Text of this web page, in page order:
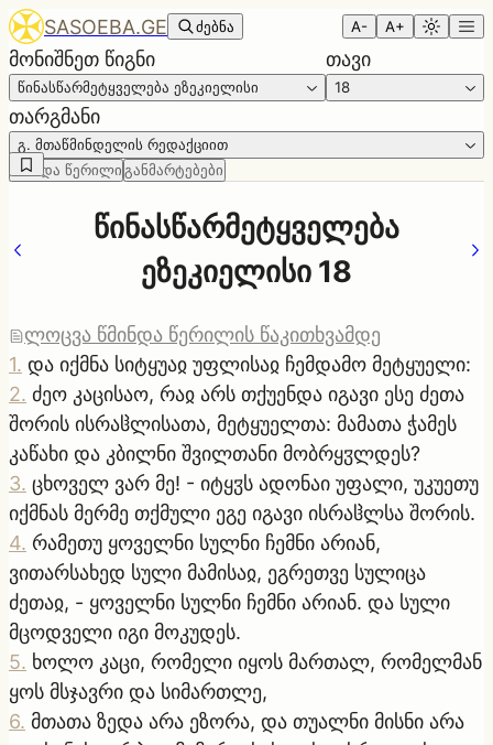
SASOEBA.GE ძებნა A- A+
მონიშნეთ წიგნი
წინასწარმეტყველება ეზეკიელისი
თავი
18
თარგმანი
გ. მთაწმინდელის რედაქციით
წმინდა წერილი განმარტებები
წინასწარმეტყველება
ეზეკიელისი 18
ლოცვა წმინდა წერილის წაკითხვამდე
1. და იქმნა სიტყუაჲ უფლისაჲ ჩემდამო მეტყუელი:
2. ძეო კაცისაო, რაჲ არს თქუენდა იგავი ესე ძეთა
შორის ისრაჱლისათა, მეტყუელთა: მამათა ჭამეს
კაწახი და კბილნი შვილთანი მობრყჳლდეს?
3. ცხოველ ვარ მე! - იტყჳს ადონაი უფალი, უკუეთუ
იქმნას მერმე თქმული ეგე იგავი ისრაჱლსა შორის.
4. რამეთუ ყოველნი სულნი ჩემნი არიან,
ვითარსახედ სული მამისაჲ, ეგრეთვე სულიცა
ძეთაჲ, - ყოველნი სულნი ჩემნი არიან. და სული
მცოდველი იგი მოკუდეს.
5. ხოლო კაცი, რომელი იყოს მართალ, რომელმან
ყოს მსჯავრი და სიმართლე,
6. მთათა ზედა არა ეზორა, და თუალნი მისნი არა